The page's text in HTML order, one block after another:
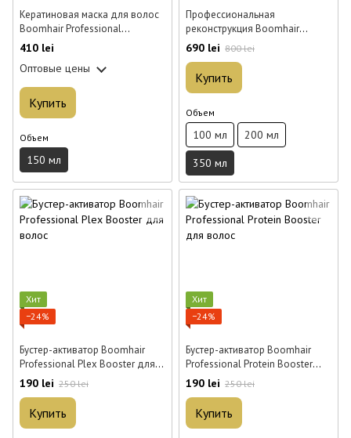
Кератиновая маска для волос
Boomhair Professional
ChocoBoom Liquid Mask 150 мл
410 lei
Оптовые цены
Купить
Объем
150 мл
Профессиональная
реконструкция Boomhair
Professional Silk Treatment для
690 lei 800 lei
Купить
Объем
100 мл
200 мл
350 мл
Хит
−24%
Бустер-активатор Boomhair
Professional Plex Booster для
волос 30 мл
190 lei 250 lei
Купить
Хит
−24%
Бустер-активатор Boomhair
Professional Protein Booster
для волос 30 мл
190 lei 250 lei
Купить